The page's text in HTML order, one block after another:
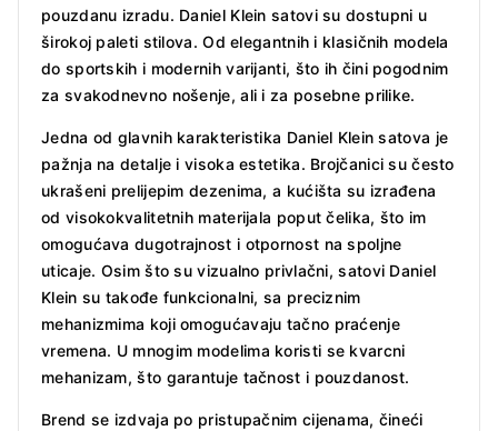
pouzdanu izradu. Daniel Klein satovi su dostupni u
širokoj paleti stilova. Od elegantnih i klasičnih modela
do sportskih i modernih varijanti, što ih čini pogodnim
za svakodnevno nošenje, ali i za posebne prilike.
Jedna od glavnih karakteristika Daniel Klein satova je
pažnja na detalje i visoka estetika. Brojčanici su često
ukrašeni prelijepim dezenima, a kućišta su izrađena
od visokokvalitetnih materijala poput čelika, što im
omogućava dugotrajnost i otpornost na spoljne
uticaje. Osim što su vizualno privlačni, satovi Daniel
Klein su takođe funkcionalni, sa preciznim
mehanizmima koji omogućavaju tačno praćenje
vremena. U mnogim modelima koristi se kvarcni
mehanizam, što garantuje tačnost i pouzdanost.
Brend se izdvaja po pristupačnim cijenama, čineći